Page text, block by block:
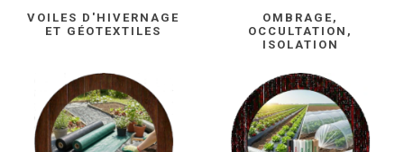
VOILES D'HIVERNAGE
ET GÉOTEXTILES
OMBRAGE,
OCCULTATION,
ISOLATION